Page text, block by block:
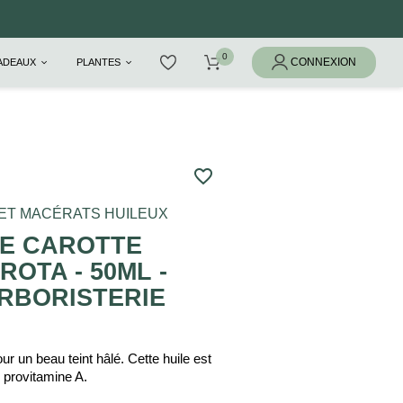
PLANTES
favorite_border
MACÉRATS HUILEUX
CAROTTE
- 50ML -
un beau teint hâlé. Cette huile est
A.